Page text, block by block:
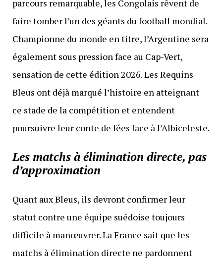
parcours remarquable, les Congolais rêvent de
faire tomber l’un des géants du football mondial.
Championne du monde en titre, l’Argentine sera
également sous pression face au Cap-Vert,
sensation de cette édition 2026. Les Requins
Bleus ont déjà marqué l’histoire en atteignant
ce stade de la compétition et entendent
poursuivre leur conte de fées face à l’Albiceleste.
Les matchs à élimination directe, pas
d’approximation
Quant aux Bleus, ils devront confirmer leur
statut contre une équipe suédoise toujours
difficile à manœuvrer. La France sait que les
matchs à élimination directe ne pardonnent